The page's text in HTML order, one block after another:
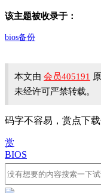
该主题被收录于：
bios备份
本文由 会员405191
未经许可严禁转载。
码字不容易，赏点下
赏
BIOS